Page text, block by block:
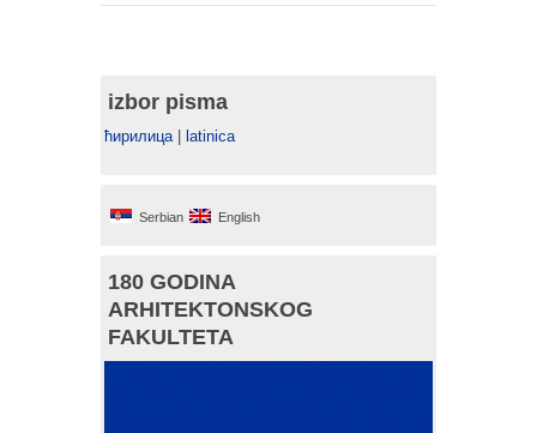
izbor pisma
ћирилица| latinica
Serbian English
180 GODINA
ARHITEKTONSKOG
FAKULTETA